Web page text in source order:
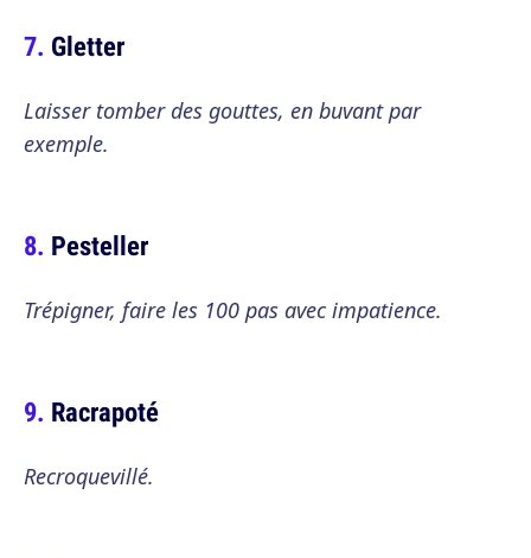
Gletter
Laisser tomber des gouttes, en buvant par
exemple.
Pesteller
Trépigner, faire les 100 pas avec impatience.
Racrapoté
Recroquevillé.